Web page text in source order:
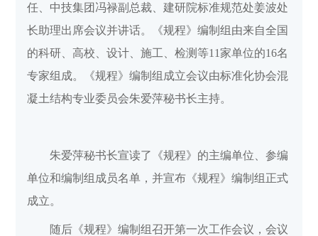
任、中技集团冯禄副总裁、建研院标准规范处姜波处
长助理出席会议并讲话。《规程》编制组由来自全国
的科研、高校、设计、施工、检测等11家单位的16名
专家组成。《规程》编制组成立会议由标准化协会混
凝土结构专业委员会朱爱萍秘书长主持。
朱爱萍秘书长宣读了《规程》的主编单位、参编
单位和编制组成员名单，并宣布《规程》编制组正式
成立。
随后《规程》编制组召开第一次工作会议，会议